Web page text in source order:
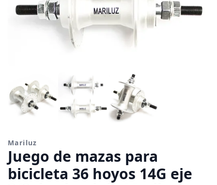
Mariluz
Juego de mazas para
bicicleta 36 hoyos 14G eje